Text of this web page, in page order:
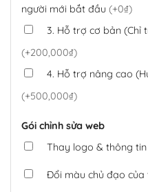
người mới bắt đầu (+0₫)
3. Hỗ trợ cơ bản (Chỉ
(+200,000₫)
4. Hỗ trợ nâng cao
(+500,000₫)
Gói chỉnh sửa web
Thay logo & thông
Đổi màu chủ đạo